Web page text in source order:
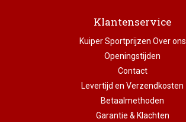
Klantenservice
Kuiper Sportprijzen Over ons
Openingstijden
Contact
Levertijd en Verzendkosten
Betaalmethoden
Garantie & Klachten